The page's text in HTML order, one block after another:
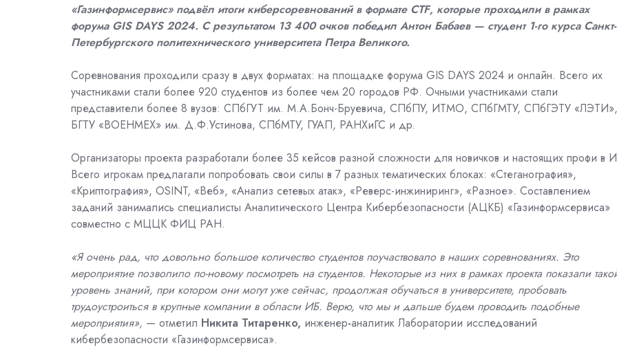
«Газинформсервис» подвёл итоги киберсоревнований в формате CTF, которые проходили в рамках
форума GIS DAYS 2024. С результатом 13 400 очков победил Антон Бабаев — студент 1-го курса Санкт-
Петербургского политехнического университета Петра Великого.
Соревнования проходили сразу в двух форматах: на площадке форума GIS DAYS 2024 и онлайн. Всего их
участниками стали более 920 студентов из более чем 20 городов РФ. Очными участниками стали
представители более 8 вузов: СПбГУТ им. М.А.Бонч-Бруевича, СПбПУ, ИТМО, СПбГМТУ, СПбГЭТУ «ЛЭТИ»,
БГТУ «ВОЕНМЕХ» им. Д.Ф.Устинова, СПбМТУ, ГУАП, РАНХиГС и др.
Организаторы проекта разработали более 35 кейсов разной сложности для новичков и настоящих профи в
Всего игрокам предлагали попробовать свои силы в 7 разных тематических блоках: «Стеганография»,
«Криптография», OSINT, «Веб», «Анализ сетевых атак», «Реверс-инжиниринг», «Разное». Составлением
заданий занимались специалисты Аналитического Центра Кибербезопасности (АЦКБ) «Газинформсервиса»
совместно с МЦЦК ФИЦ РАН.
«Я очень рад, что довольно большое количество студентов поучаствовало в наших соревнованиях. Это
мероприятие позволило по-новому посмотреть на студентов. Некоторые из них в рамках проекта показали
уровень знаний, при котором они могут уже сейчас, продолжая обучаться в университете, пробовать
трудоустроиться в крупные компании в области ИБ. Верю, что мы и дальше будем проводить подобные
мероприятия», — отметил Никита Титаренко, инженер-аналитик Лаборатории исследований
кибербезопасности «Газинформсервиса».